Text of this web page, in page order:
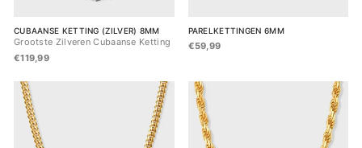
CUBAANSE KETTING (ZILVER) 8MM
Grootste Zilveren Cubaanse Ketting
€119,99
PARELKETTINGEN 6MM
€59,99